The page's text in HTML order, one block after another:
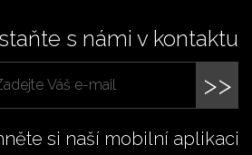
s námi v kontaktu
>>
si naší mobilní aplikaci